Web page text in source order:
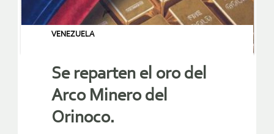
VENEZUELA
Se reparten el oro del
Arco Minero del
Orinoco.